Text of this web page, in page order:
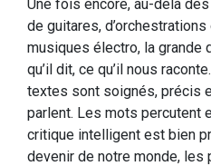
Une fois encore, au-delà
de guitares,
musiques électro, la grande
qu’il dit, ce qu’il nous
textes sont soignés, précis
parlent. Les mots percutent
critique intelligent est bien
devenir de notre monde, les